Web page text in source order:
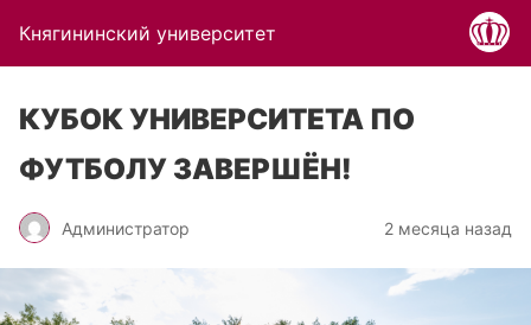
Княгининский университет
КУБОК УНИВЕРСИТЕТА ПО
ФУТБОЛУ ЗАВЕРШЁН!
Администратор 2 месяца назад